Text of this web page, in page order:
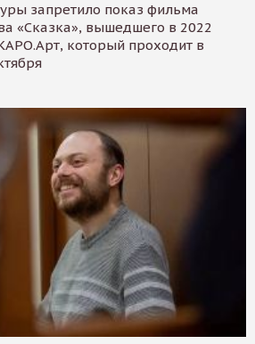
запретило показ фильма
«Сказка», вышедшего в 2022
который проходит в